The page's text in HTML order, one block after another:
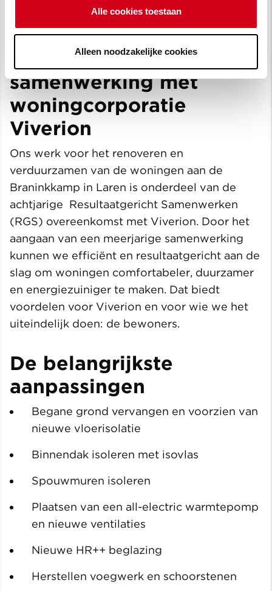
Alle cookies toestaan
Alleen noodzakelijke cookies
Meerjarige
samenwerking met
woningcorporatie
Viverion
Ons werk voor het renoveren en
verduurzamen van de woningen aan de
Braninkkamp in Laren is onderdeel van de
achtjarige Resultaatgericht Samenwerken
(RGS) overeenkomst met Viverion. Door het
aangaan van een meerjarige samenwerking
kunnen we efficiënt en resultaatgericht aan de
slag om woningen comfortabeler, duurzamer
en energiezuiniger te maken. Dat biedt
voordelen voor Viverion en voor wie we het
uiteindelijk doen: de bewoners.
De belangrijkste
aanpassingen
Begane grond vervangen en voorzien van
nieuwe vloerisolatie
Binnendak isoleren met isovlas
Spouwmuren isoleren
Plaatsen van een all-electric warmtepomp
en nieuwe ventilaties
Nieuwe HR++ beglazing
Herstellen voegwerk en schoorstenen